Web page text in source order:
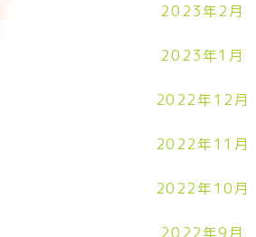
2023年2月
2023年1月
2022年12月
2022年11月
2022年10月
2022年9月